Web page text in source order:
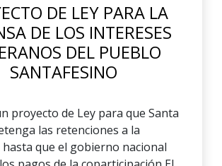
DE LEY PARA LA
DE LOS INTERESES
DEL PUEBLO
SANTAFESINO
proyecto de Ley para que Santa
las retenciones a la
que el gobierno nacional